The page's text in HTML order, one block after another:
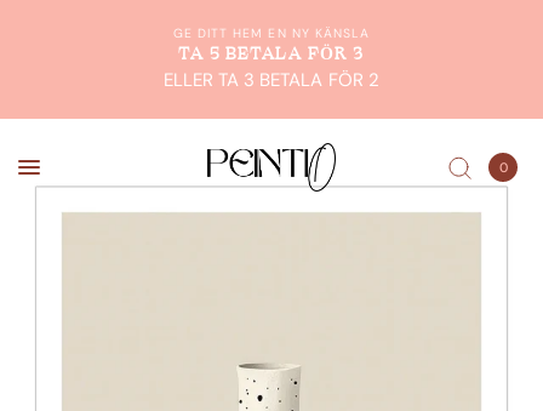
GE DITT HEM EN NY KÄNSLA
TA 5 BETALA FÖR 3
ELLER TA 3 BETALA FÖR 2
0